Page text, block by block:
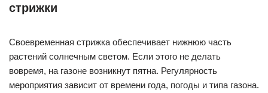
стрижки
Своевременная стрижка обеспечивает нижнюю часть
растений солнечным светом. Если этого не делать
вовремя, на газоне возникнут пятна. Регулярность
мероприятия зависит от времени года, погоды и типа газона.